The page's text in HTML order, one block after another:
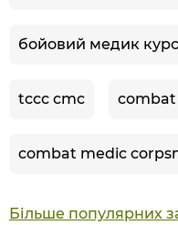
бойовий медик
tccc cmc combat
Більше популярних